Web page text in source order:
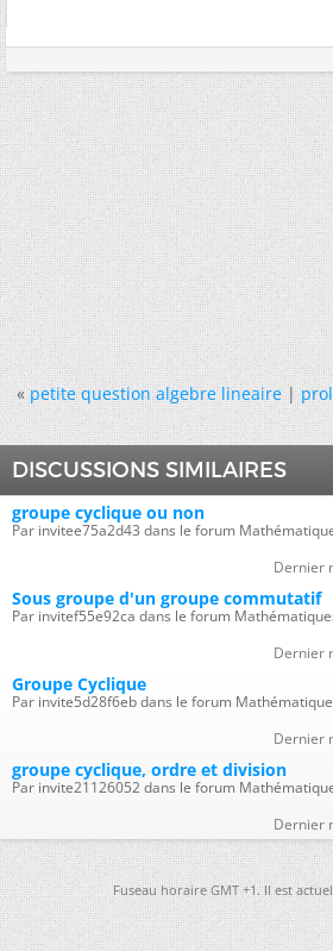
« petite question algebre lineaire|
DISCUSSIONS SIMILAIRES
groupe cyclique ou non
Par invitee75a2d43 dans le forum
Dernier
Sous groupe d'un groupe commutatif
Par invitef55e92ca dans le forum
Dernier
Groupe Cyclique
Par invite5d28f6eb dans le forum
Dernier
groupe cyclique, ordre et division
Par invite21126052 dans le forum
Dernier
Fuseau horaire GMT +1. Il est